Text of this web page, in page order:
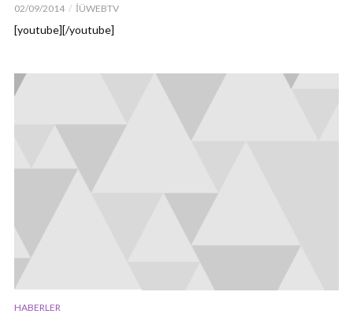
02/09/2014 İÜWEBTV
[youtube][/youtube]
HABERLER